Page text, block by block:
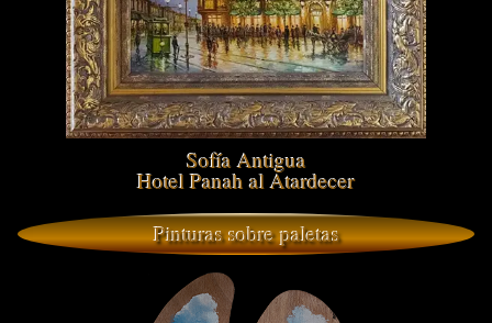
Sofía Antigua
Hotel Panah al Atardecer
Pinturas sobre paletas